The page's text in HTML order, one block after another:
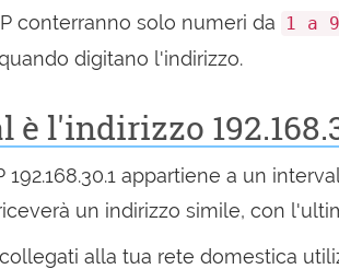
conterranno solo numeri da 1 a 9
digitano l'indirizzo.
è l'indirizzo
192.168.30.1 appartiene a un
un indirizzo simile, con
alla tua rete domestica